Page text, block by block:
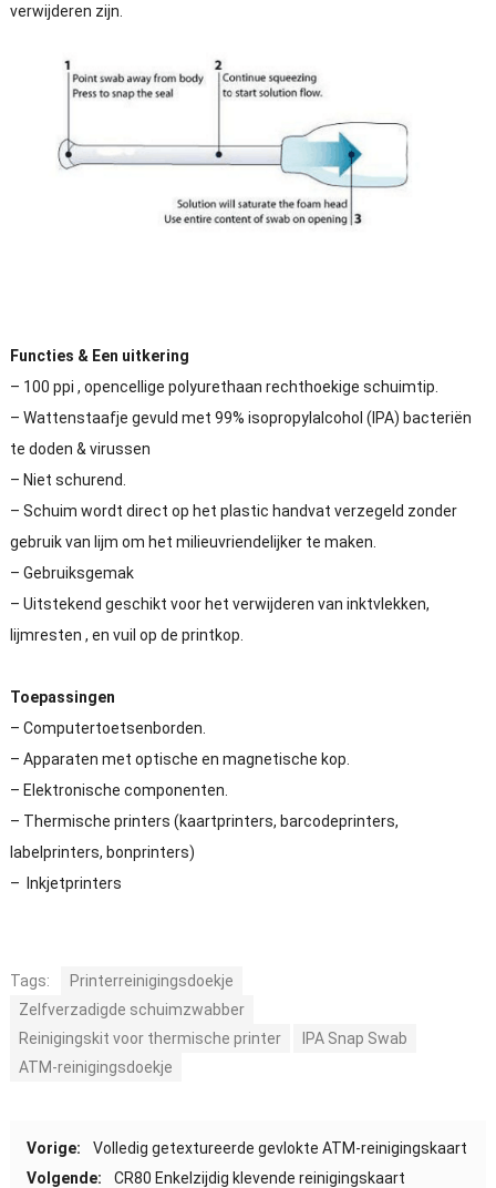
verwijderen zijn.
Functies & Een uitkering
– 100 ppi , opencellige polyurethaan rechthoekige schuimtip.
– Wattenstaafje gevuld met 99% isopropylalcohol (IPA) bacteriën
te doden & virussen
– Niet schurend.
– Schuim wordt direct op het plastic handvat verzegeld zonder
gebruik van lijm om het milieuvriendelijker te maken.
– Gebruiksgemak
– Uitstekend geschikt voor het verwijderen van inktvlekken,
lijmresten , en vuil op de printkop.
Toepassingen
– Computertoetsenborden.
– Apparaten met optische en magnetische kop.
– Elektronische componenten.
– Thermische printers (kaartprinters, barcodeprinters,
labelprinters, bonprinters)
– Inkjetprinters
Tags:
Printerreinigingsdoekje
Zelfverzadigde schuimzwabber
Reinigingskit voor thermische printer
IPA Snap Swab
ATM-reinigingsdoekje
Vorige:
Volledig getextureerde gevlokte ATM-reinigingskaart
Volgende:
CR80 Enkelzijdig klevende reinigingskaart